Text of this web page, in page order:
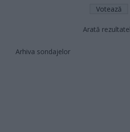
Arată
Arhiva sondajelor